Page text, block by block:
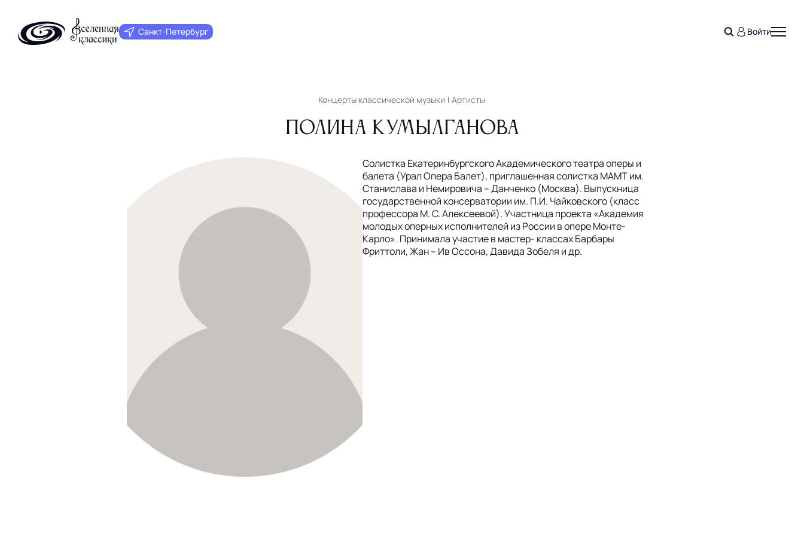
Санкт‑Петербург Войти
Концерты классической музыки Артисты
Полина Кумылганова
Солистка Екатеринбургского Академического театра оперы и
балета (Урал Опера Балет), приглашенная солистка МАМТ им.
Станислава и Немировича – Данченко (Москва). Выпускница
государственной консерватории им. П.И. Чайковского (класс
профессора М. С. Алексеевой). Участница проекта «Академия
молодых оперных исполнителей из России в опере Монте-
Карло». Принимала участие в мастер- классах Барбары
Фриттоли, Жан – Ив Оссона, Давида Зобеля и др.